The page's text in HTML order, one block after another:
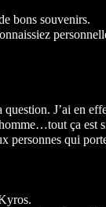
bons souvenirs.
J’ai en
ça est
personnes qui